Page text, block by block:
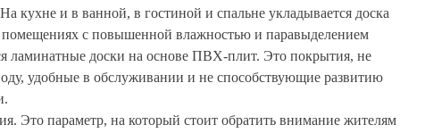
кухне и в ванной, в гостиной и спальне укладывается доска
помещениях с повышенной влажностью и паравыделением
ламинатные доски на основе ПВХ-плит. Это покрытия, не
удобные в обслуживании и не способствующие развитию
Это параметр, на который стоит обратить внимание жителям